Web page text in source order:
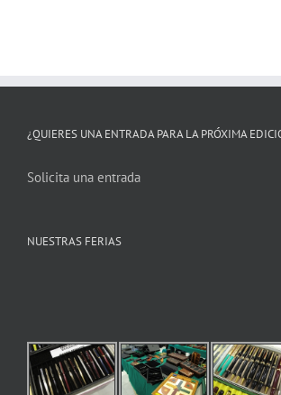
¿QUIERES UNA ENTRADA PARA LA PRÓXIMA
Solicita una entrada
NUESTRAS FERIAS